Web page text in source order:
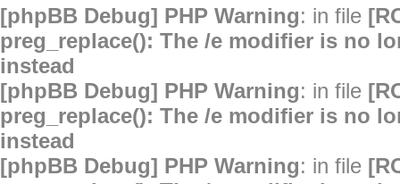
[phpBB Debug] PHP Warning: in file
preg_replace(): The /e modifier is no
instead
[phpBB Debug] PHP Warning: in file
preg_replace(): The /e modifier is no
instead
[phpBB Debug] PHP Warning: in file